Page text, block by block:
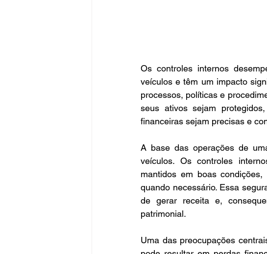
Os controles internos
veículos e têm um impacto
processos, políticas e
seus ativos sejam
financeiras sejam precisas e
A base das operações de
veículos. Os controles
mantidos em boas
quando necessário. Essa
de gerar receita e,
patrimonial.
Uma das preocupações